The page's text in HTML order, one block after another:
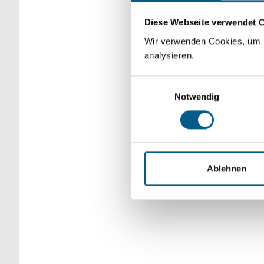
Diese Webseite verwendet
Wir verwenden Cookies,
analysieren.
Notwendig
Ablehnen
Bitte Suchbegriff
verfeinert werden.